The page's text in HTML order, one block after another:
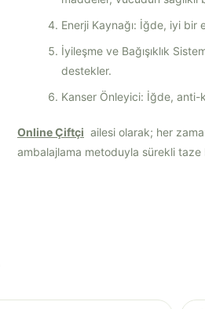
Enerji Kaynağı: İğde, iyi bir
İyileşme ve Bağışıklık
destekler.
Kanser Önleyici: İğde, anti-
Online Çiftçi ailesi olarak; her
ambalajlama metoduyla sürekli taze